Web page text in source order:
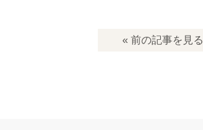
« 前の記事を見る